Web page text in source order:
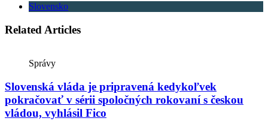
Slovensko
Related Articles
Správy
Slovenská vláda je pripravená kedykoľvek
pokračovať v sérii spoločných rokovaní s českou
vládou, vyhlásil Fico